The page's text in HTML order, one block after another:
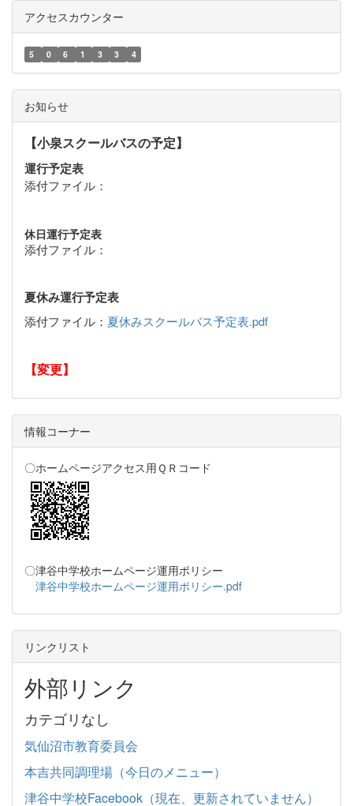
アクセスカウンター
5 0 6 1 3 3 4
お知らせ
【小泉スクールバスの予定】
運行予定表
添付ファイル：
休日運行予定表
添付ファイル：
夏休み運行予定表
添付ファイル： 夏休みスクールバス予定表.pdf
【変更】
情報コーナー
〇ホームページアクセス用ＱＲコード
〇津谷中学校ホームページ運用ポリシー
津谷中学校ホームページ運用ポリシー.pdf
リンクリスト
外部リンク
カテゴリなし
気仙沼市教育委員会
本吉共同調理場（今日のメニュー）
津谷中学校Facebook（現在、更新されていません）